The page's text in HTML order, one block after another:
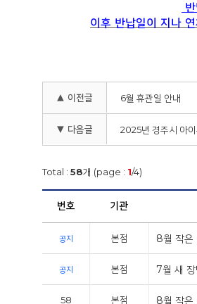
이후 반납일이 지나
▲ 이전글 6월 휴관일 안내
▼ 다음글 2025년 경주시 아
Total : 58개 (page : 1/4)
번호 기관
공지 본점 8월 작은
공지 본점 7월 새
58 본점 8월 작은